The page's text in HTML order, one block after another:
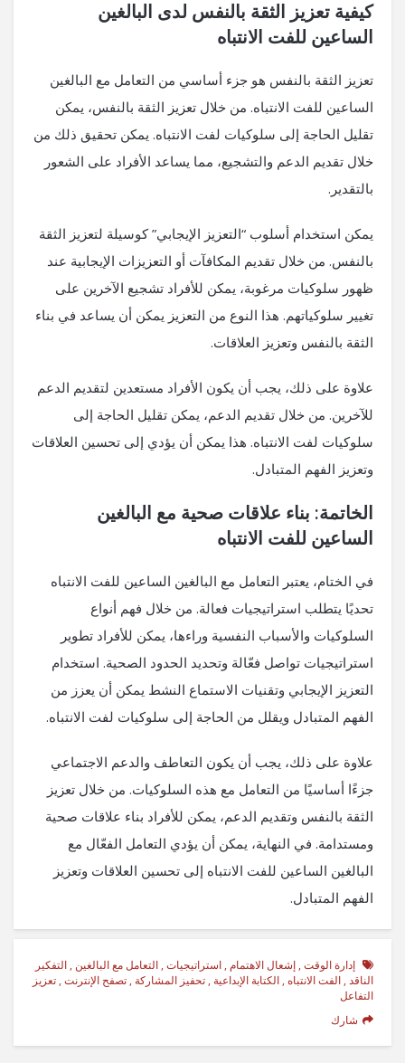
كيفية تعزيز الثقة بالنفس لدى البالغين
الساعين للفت الانتباه
تعزيز الثقة بالنفس هو جزء أساسي من التعامل مع البالغين
الساعين للفت الانتباه. من خلال تعزيز الثقة بالنفس، يمكن
تقليل الحاجة إلى سلوكيات لفت الانتباه. يمكن تحقيق ذلك من
خلال تقديم الدعم والتشجيع، مما يساعد الأفراد على الشعور
بالتقدير.
يمكن استخدام أسلوب “التعزيز الإيجابي” كوسيلة لتعزيز الثقة
بالنفس. من خلال تقديم المكافآت أو التعزيزات الإيجابية عند
ظهور سلوكيات مرغوبة، يمكن للأفراد تشجيع الآخرين على
تغيير سلوكياتهم. هذا النوع من التعزيز يمكن أن يساعد في بناء
الثقة بالنفس وتعزيز العلاقات.
علاوة على ذلك، يجب أن يكون الأفراد مستعدين لتقديم الدعم
للآخرين. من خلال تقديم الدعم، يمكن تقليل الحاجة إلى
سلوكيات لفت الانتباه. هذا يمكن أن يؤدي إلى تحسين العلاقات
وتعزيز الفهم المتبادل.
الخاتمة: بناء علاقات صحية مع البالغين
الساعين للفت الانتباه
في الختام، يعتبر التعامل مع البالغين الساعين للفت الانتباه
تحديًا يتطلب استراتيجيات فعالة. من خلال فهم أنواع
السلوكيات والأسباب النفسية وراءها، يمكن للأفراد تطوير
استراتيجيات تواصل فعّالة وتحديد الحدود الصحية. استخدام
التعزيز الإيجابي وتقنيات الاستماع النشط يمكن أن يعزز من
الفهم المتبادل ويقلل من الحاجة إلى سلوكيات لفت الانتباه.
علاوة على ذلك، يجب أن يكون التعاطف والدعم الاجتماعي
جزءًا أساسيًا من التعامل مع هذه السلوكيات. من خلال تعزيز
الثقة بالنفس وتقديم الدعم، يمكن للأفراد بناء علاقات صحية
ومستدامة. في النهاية، يمكن أن يؤدي التعامل الفعّال مع
البالغين الساعين للفت الانتباه إلى تحسين العلاقات وتعزيز
الفهم المتبادل.
إدارة الوقت , إشعال الاهتمام , استراتيجيات , التعامل مع البالغين , التفكير
الناقد , الفت الانتباه , الكتابة الإبداعية , تحفيز المشاركة , تصفح الإنترنت , تعزيز
التفاعل
شارك